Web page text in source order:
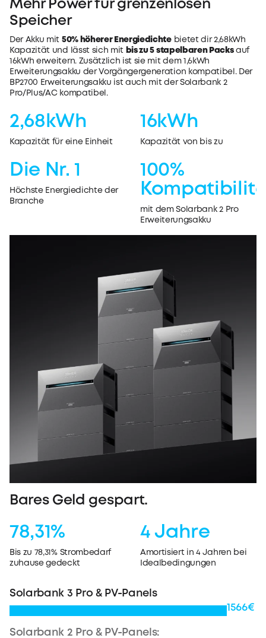
Mehr Power für grenzenlosen
Speicher
Der Akku mit 50% höherer Energiedichtebietet dir 2,68kWh
Kapazität und lässt sich mit bis zu 5 stapelbaren Packsauf
16kWh erweitern. Zusätzlich ist sie mit dem 1,6kWh
Erweiterungsakku der Vorgängergeneration kompatibel. Der
BP2700 Erweiterungsakku ist auch mit der Solarbank 2
Pro/Plus/AC kompatibel.
2,68kWh
Kapazität für eine Einheit
16kWh
Kapazität von bis zu
Die Nr. 1
Höchste Energiedichte der
Branche
100%
mit dem Solarbank 2 Pro
Erweiterungsakku
Bares Geld gespart.
78,31%
Bis zu 78,31% Strombedarf
zuhause gedeckt
4 Jahre
Amortisiert in 4 Jahren bei
Idealbedingungen
Solarbank 3 Pro & PV-Panels
1566€
Solarbank 2 Pro & PV-Panels: